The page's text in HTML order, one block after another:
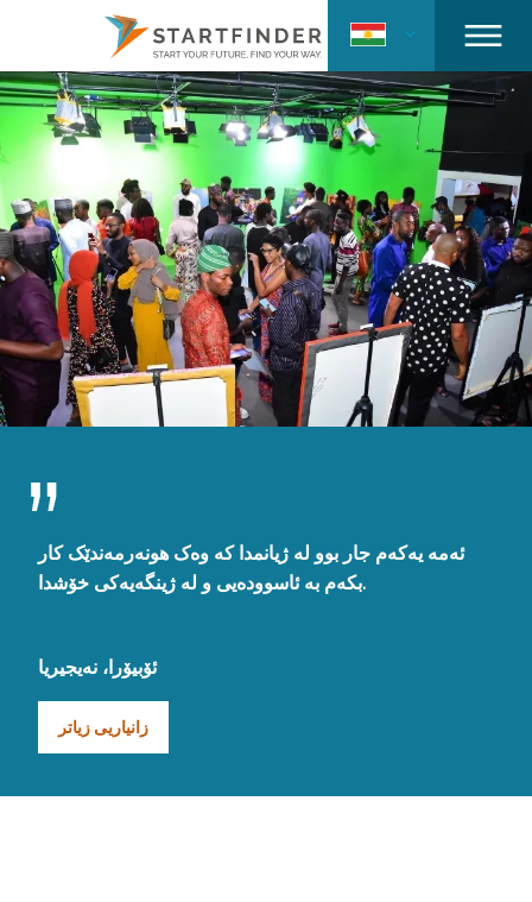
ئەمە یەکەم جار بوو لە ژیانمدا کە وەک هونەرمەندێک کار
بکەم بە ئاسوودەیی و لە ژینگەیەکی خۆشدا.
ئۆبیۆرا، نەیجیریا
زانیاریی زیاتر